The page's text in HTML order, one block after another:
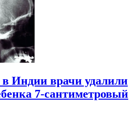
Индии врачи удалили
7-сантиметровый